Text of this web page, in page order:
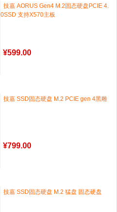
技嘉 AORUS Gen4 M.2固态硬盘PCIE 4.
0SSD 支持X570主板
¥599.00
技嘉 SSD固态硬盘 M.2 PCIE gen 4黑雕
¥799.00
技嘉 SSD固态硬盘 M.2 猛盘 固态硬盘